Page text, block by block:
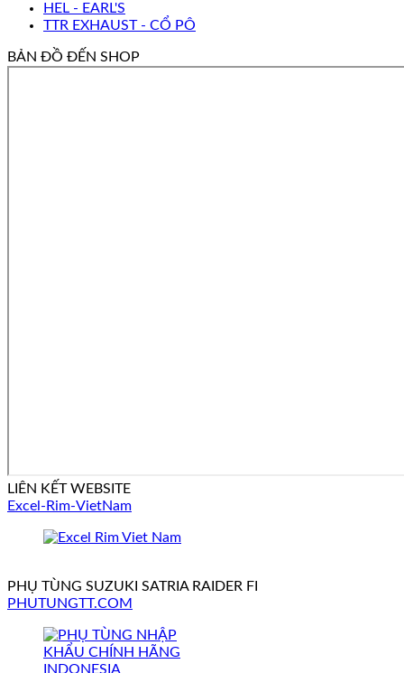
HEL - EARL'S
TTR EXHAUST - CỔ PÔ
BẢN ĐỒ ĐẾN SHOP
LIÊN KẾT WEBSITE
Excel-Rim-VietNam
PHỤ TÙNG SUZUKI SATRIA RAIDER FI
PHUTUNGTT.COM